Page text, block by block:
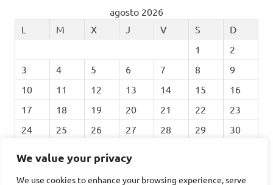
We value your privacy
We use cookies to enhance your browsing experience, serve
agosto 2026
L
M X J V S
D
1
2
3
4 5 6 7 8
9
10
11 12 13 14 15
16
17
18 19 20 21 22
23
24
25 26 27 28 29
30
« Feb